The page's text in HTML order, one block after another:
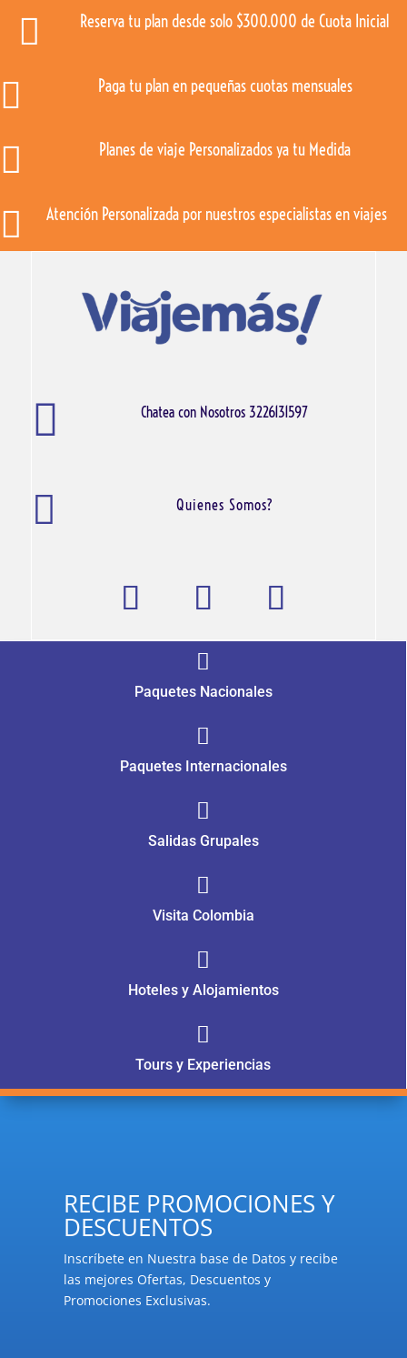
 Reserva tu plan desde solo $300.000 de Cuota Inicial
 Paga tu plan en pequeñas cuotas mensuales
 Planes de viaje Personalizados ya tu Medida
 Atención Personalizada por nuestros especialistas en viajes
 Chatea con Nosotros 3226131597
 Quienes Somos?

Paquetes Nacionales

Paquetes Internacionales

Salidas Grupales

Visita Colombia

Hoteles y Alojamientos

Tours y Experiencias
RECIBE PROMOCIONES Y
DESCUENTOS
Inscríbete en Nuestra base de Datos y recibe
las mejores Ofertas, Descuentos y
Promociones Exclusivas.